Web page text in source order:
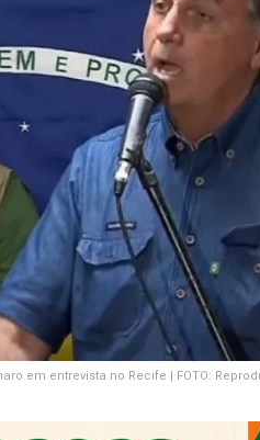
em entrevista no Recife | FOTO: